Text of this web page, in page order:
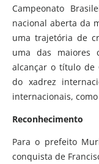
Campeonato
nacional aberta da
uma trajetória de
uma das maiores
alcançar o título de
do xadrez
internacionais,
Reconhecimento
Para o prefeito
conquista de